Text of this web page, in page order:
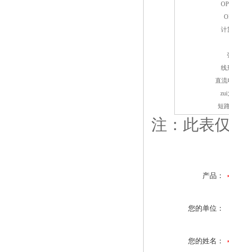
计
线
直
短
注：此表
产品：
您的单位：
您的姓名：